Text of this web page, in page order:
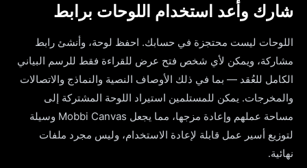
شارك وأعد استخدام اللوحات برابط
اللوحات ليست محتجزة في حسابك. احفظ لوحة، وأنشئ رابط
مشاركة، ويمكن لأي شخص فتح عرض للقراءة فقط للرسم البياني
الكامل للعُقد — بما في ذلك الأوصاف النصية والنماذج والاتصالات
والمخرجات. يمكن للمستلمين استيراد اللوحة المشتركة إلى
مساحة عملهم وإعادة مزجها، مما يجعل Mobbi Canvas وسيلة
لتوزيع أسير عمل قابلة لإعادة الاستخدام، وليس مجرد ملفات
نهائية.